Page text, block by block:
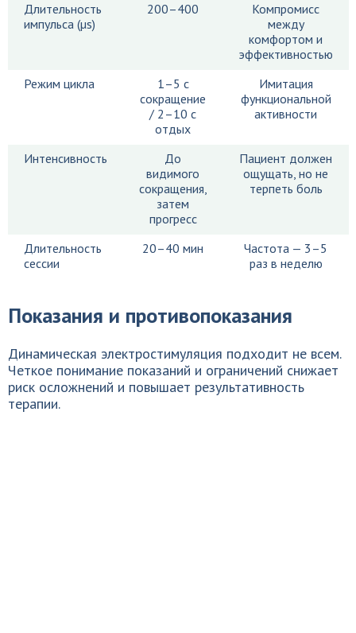
Длительность
импульса (µs)
200–400
Компромисс
между
комфортом и
эффективностью
Режим цикла
1–5 с
сокращение
/ 2–10 с
отдых
Имитация
функциональной
активности
Интенсивность
До
видимого
сокращения,
затем
прогресс
Пациент должен
ощущать, но не
терпеть боль
Длительность
сессии
20–40 мин
Частота — 3–5
раз в неделю
Показания и противопоказания
Динамическая электростимуляция подходит не всем.
Четкое понимание показаний и ограничений снижает
риск осложнений и повышает результативность
терапии.